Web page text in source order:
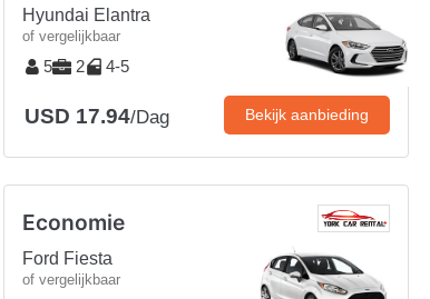
Hyundai Elantra
of vergelijkbaar
5 2 4-5
USD 17.94/Dag Bekijk aanbieding
Economie
Ford Fiesta
of vergelijkbaar